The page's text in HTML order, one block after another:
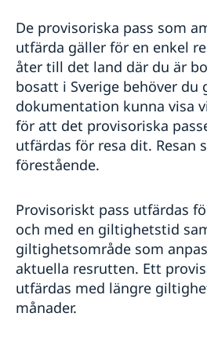
De provisoriska pass som
utfärda gäller för en enkel
åter till det land där du är
bosatt i Sverige behöver du
dokumentation kunna visa
för att det provisoriska
utfärdas för resa dit. Resan
förestående.
Provisoriskt pass utfärdas
och med en giltighetstid
giltighetsområde som
aktuella resrutten. Ett
utfärdas med längre
månader.